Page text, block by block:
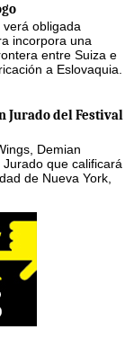
verá obligada
incorpora una
entre Suiza e
a Eslovaquia.
Jurado del Festival
Demian
que calificará
de Nueva York,